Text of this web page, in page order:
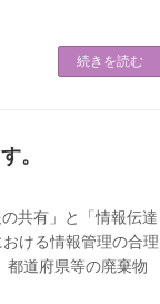
続きを読む
。
共有」と「情報伝達
ける情報管理の合理
都道府県等の廃棄物